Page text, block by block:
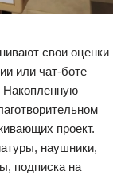
свои оценки
или чат-боте
Накопленную
проект.
наушники,
подписка на